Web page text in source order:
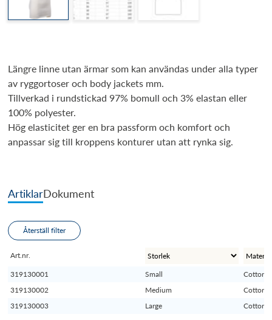
Längre linne utan ärmar som kan användas under alla typer
av ryggortoser och body jackets mm.
Tillverkad i rundstickad 97% bomull och 3% elastan eller
100% polyester.
Hög elasticitet ger en bra passform och komfort och
anpassar sig till kroppens konturer utan att rynka sig.
ArtiklarDokument
Återställ filter
Art.nr.
319130001
Small
Cotton
319130002
Medium
Cotton
319130003
Large Cotton